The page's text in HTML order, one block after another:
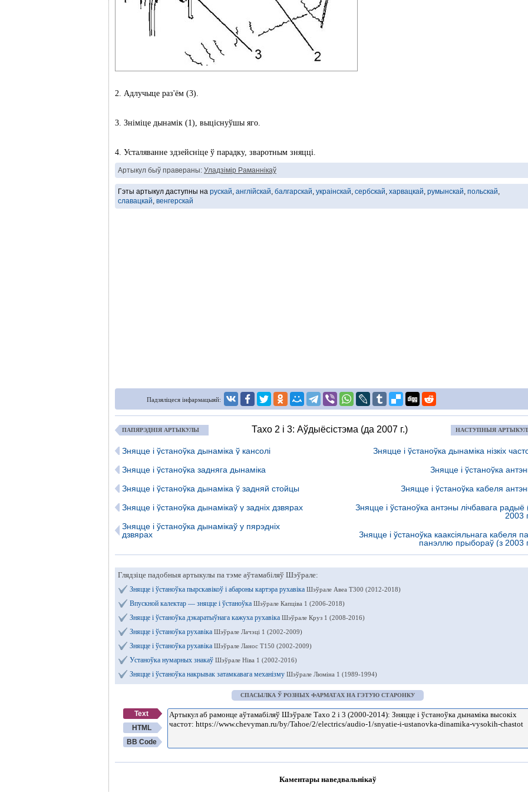
2. Адлучыце раз'ём (3).
3. Зніміце дынамік (1), выціснуўшы яго.
4. Усталяванне здзейсніце ў парадку, зваротным зняцці.
Артыкул быў правераны: Уладзімір Раманнікаў
Гэты артыкул даступны на рускай, англійскай, балгарскай, украінскай, сербскай, харвацкай, румынскай, польскай,
славацкай, венгерскай
Падзяліцеся інфармацыяй:
ПАПЯРЭДНІЯ АРТЫКУЛЫ Тахо 2 і 3: Аўдыёсістэма (да 2007 г.) НАСТУПНЫЯ
Зняцце і ўстаноўка дынаміка ў кансолі
Зняцце і ўстаноўка задняга дынаміка
Зняцце і ўстаноўка дынаміка ў задняй стойцы
Зняцце і ўстаноўка дынамікаў у задніх дзвярах
Зняцце і ўстаноўка дынамікаў у пярэдніх
дзвярах
Зняцце і ўстаноўка дынаміка нізкіх
Зняцце і ўстаноўка
Зняцце і ўстаноўка кабеля
Зняцце і ўстаноўка антэны лічбавага радыё
2003
Зняцце і ўстаноўка кааксіяльнага кабеля
панэллю прыбораў (з 2003
Глядзіце падобныя артыкулы па тэме аўтамабіляў Шэўрале:
Зняцце і ўстаноўка пырскавікоў і абароны картэра рухавіка Шэўрале Авеа Т300 (2012-2018)
Впускной калектар — зняцце і ўстаноўка Шэўрале Капціва 1 (2006-2018)
Зняцце і ўстаноўка дэкаратыўнага кажуха рухавіка Шэўрале Круз 1 (2008-2016)
Зняцце і ўстаноўка рухавіка Шэўрале Лачэці 1 (2002-2009)
Зняцце і ўстаноўка рухавіка Шэўрале Ланос Т150 (2002-2009)
Устаноўка нумарных знакаў Шэўрале Ніва 1 (2002-2016)
Зняцце і ўстаноўка накрывак затамкавага механізму Шэўрале Люміна 1 (1989-1994)
СПАСЫЛКА Ў РОЗНЫХ ФАРМАТАХ НА ГЭТУЮ СТАРОНКУ
Text
HTML
BB Code
Каментары наведвальнікаў